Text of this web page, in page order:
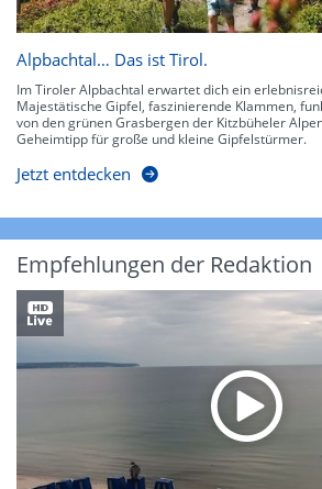
Alpbachtal… Das ist Tirol.
Im Tiroler Alpbachtal erwartet dich ein
Majestätische Gipfel, faszinierende Klammen,
von den grünen Grasbergen der Kitzbüheler
Geheimtipp für große und kleine Gipfelstürmer.
Jetzt entdecken
Empfehlungen der Redaktion